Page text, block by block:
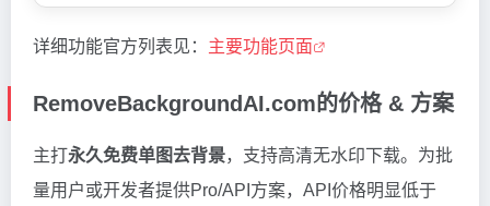
详细功能官方列表见： 主要功能页面
RemoveBackgroundAI.com的价格 & 方案
主打永久免费单图去背景，支持高清无水印下载。为批
量用户或开发者提供Pro/API方案，API价格明显低于